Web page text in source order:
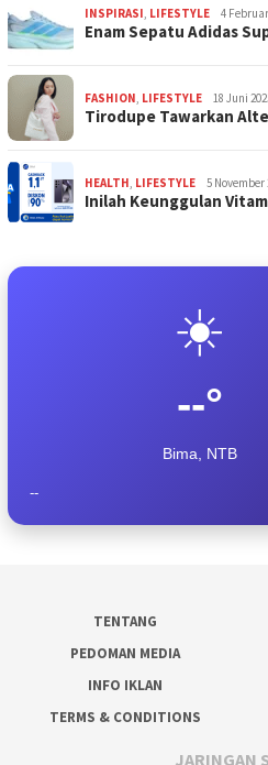
INSPIRASI, LIFESTYLE 4
Enam Sepatu Adidas
FASHION, LIFESTYLE 18 Juni
Tirodupe Tawarkan
HEALTH, LIFESTYLE 5 November
Inilah Keunggulan
☀️
--°
Bima, NTB
--
TENTANG
PEDOMAN MEDIA
INFO IKLAN
TERMS & CONDITIONS
JARINGAN